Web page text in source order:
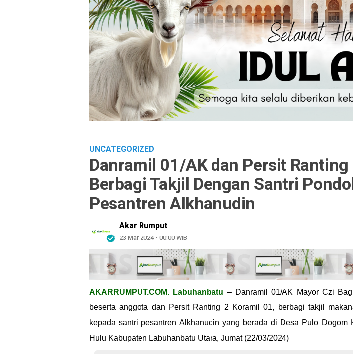
UNCATEGORIZED
Danramil 01/AK dan Persit Ranting
Berbagi Takjil Dengan Santri
Pesantren Alkhanudin
Akar Rumput
23 Mar 2024 - 00:00 WIB
AKARRUMPUT.COM, Labuhanbatu – Danramil 01/AK Mayor Czi
beserta anggota dan Persit Ranting 2 Koramil 01, berbagi takjil
kepada santri pesantren Alkhanudin yang berada di Desa Pulo Dogom
Hulu Kabupaten Labuhanbatu Utara, Jumat (22/03/2024)